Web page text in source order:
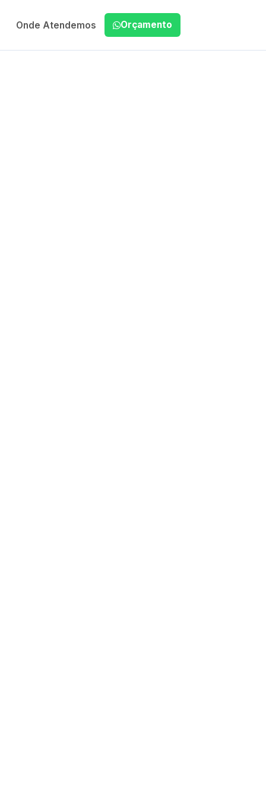
Onde Atendemos Orçamento